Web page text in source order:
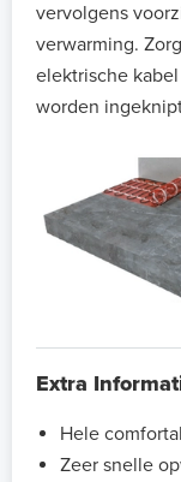
vervolgens
verwarming.
elektrische
worden
Extra
Hele
Zeer snelle